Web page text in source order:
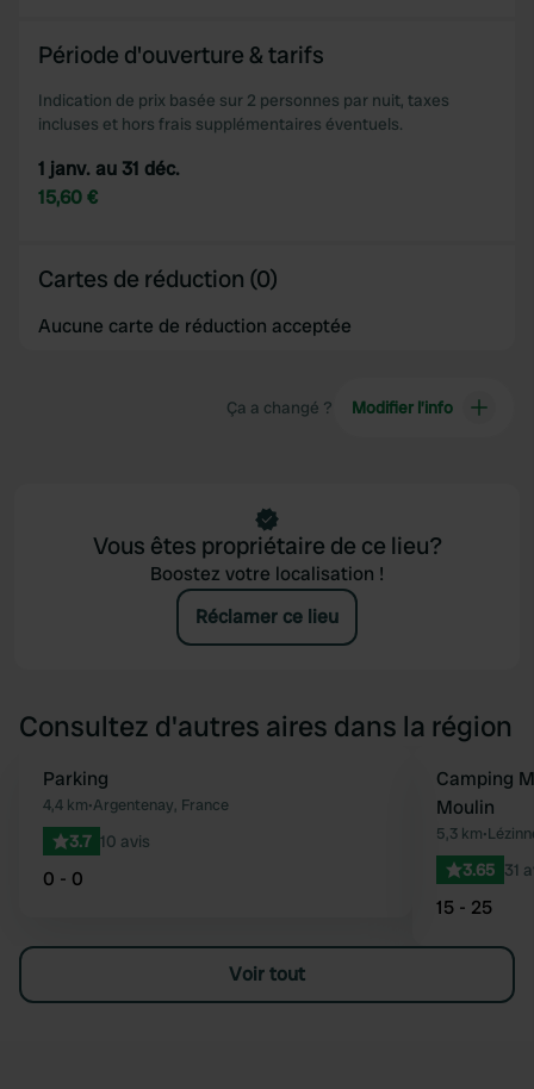
Période d'ouverture & tarifs
Indication de prix basée sur 2 personnes par nuit, taxes
incluses et hors frais supplémentaires éventuels.
1 janv. au 31 déc.
15,60 €
Cartes de réduction (0)
Aucune carte de réduction acceptée
Ça a changé ? Modifier l’info
Vous êtes propriétaire de ce lieu?
Boostez votre localisation !
Réclamer ce lieu
Consultez d'autres aires dans la région
Préféré
Parking
4,4 km•Argentenay, France
3.7 10 avis
0 - 0
Camping
Moulin
5,3 km•
3.65 31
15 - 25
Voir tout